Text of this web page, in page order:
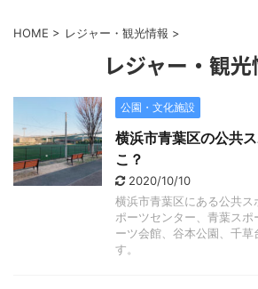
HOME > レジャー・観光情報 >
レジャー・観
公園・文化施設
横浜市青葉区の公共
こ？
2020/10/10
横浜市青葉区にある公共ス
ポーツセンター、青葉ス
ーツ会館、谷本公園、千草
す。